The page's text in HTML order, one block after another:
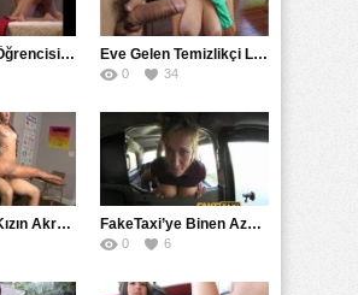
bilinen bir bomba.
Latin ve esmer güzeli bir kadı yoga
Zengin bir adamla evli olan
oldukça iyi bir vücuda sahip, seksi
Kadın zaten normalde de libidosu
bir kadındır. Bu nedenle ikili arasında
gerilim vardır. En sonunda da bu
dönüşecektir.
kadının evine giden eğitmen,
olarak bu sefer kadın mayo ile
Çin’de Liseli Öğrencisini Siken Öğretmen İfşa Eve Gelen Temizlikçi Lain Kadını Sikti
0 34
Liseli Esnek Kızın Akrobatik Pornosu FakeTaxi’ye Binen Azgın Dövmeli Sarışın Kadın
0 6